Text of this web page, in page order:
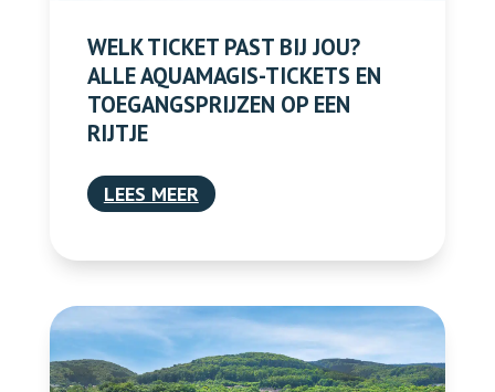
WELK TICKET PAST BIJ JOU?
ALLE AQUAMAGIS-TICKETS EN
TOEGANGSPRIJZEN OP EEN
RIJTJE
LEES MEER